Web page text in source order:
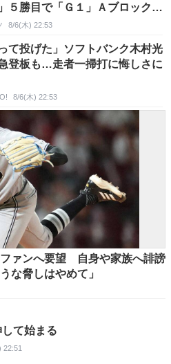
５勝目で「Ｇ１」Ａブロック首
8/6(木) 22:53
て投げた」ソフトバンク木村光
登板も…走者一掃打に悔しさに
8/6(木) 22:53
ァンへ要望 自身や家族へ誹謗
な脅しはやめて」
て始まる
22:51